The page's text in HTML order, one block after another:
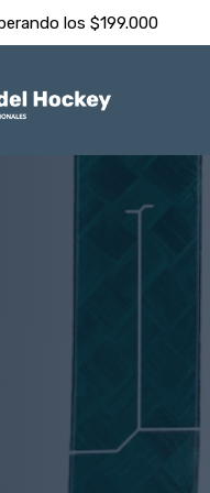
las 24hs ⚡️